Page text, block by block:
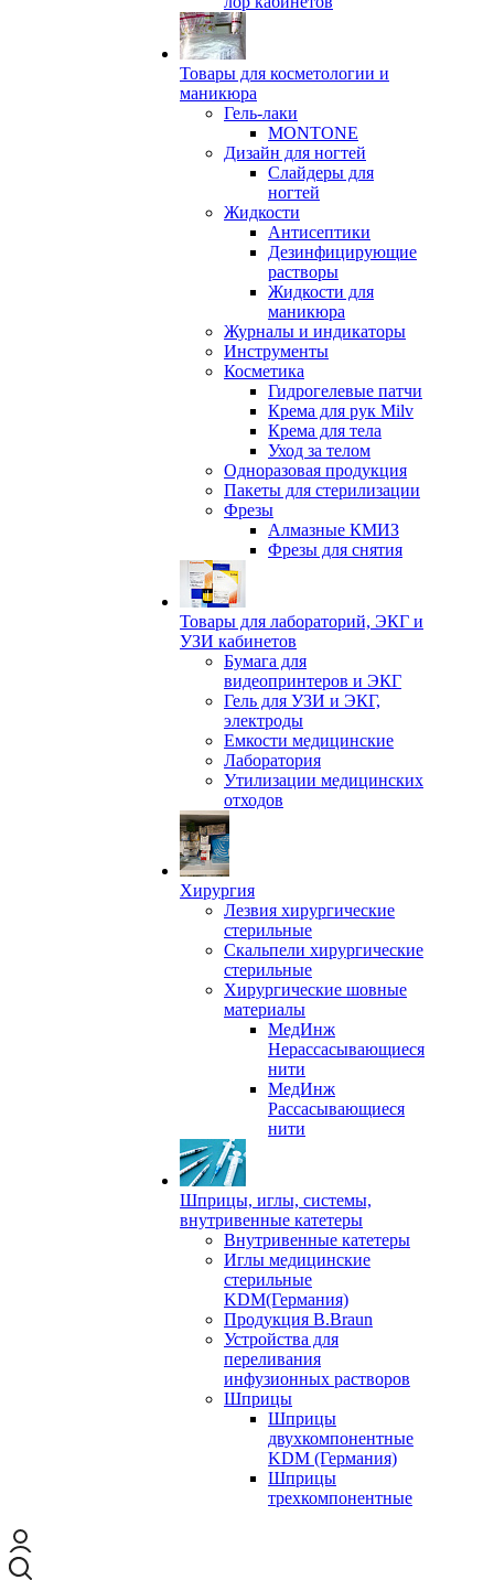
Товары для косметологии и
маникюра
Гель-лаки
MONTONE
Дизайн для ногтей
Слайдеры для
ногтей
Жидкости
Антисептики
Дезинфицирующие
растворы
Жидкости для
маникюра
Журналы и индикаторы
Инструменты
Косметика
Гидрогелевые патчи
Крема для рук Milv
Крема для тела
Уход за телом
Одноразовая продукция
Пакеты для стерилизации
Фрезы
Алмазные КМИЗ
Фрезы для снятия
Товары для лабораторий, ЭКГ и
УЗИ кабинетов
Бумага для
видеопринтеров и ЭКГ
Гель для УЗИ и ЭКГ,
электроды
Емкости медицинские
Лаборатория
Утилизации медицинских
отходов
Хирургия
Лезвия хирургические
стерильные
Скальпели хирургические
стерильные
Хирургические шовные
материалы
МедИнж
Нерассасывающиеся
нити
МедИнж
Рассасывающиеся
нити
Шприцы, иглы, системы,
внутривенные катетеры
Внутривенные катетеры
Иглы медицинские
стерильные
KDM(Германия)
Продукция B.Braun
Устройства для
переливания
инфузионных растворов
Шприцы
Шприцы
двухкомпонентные
KDM (Германия)
Шприцы
трехкомпонентные